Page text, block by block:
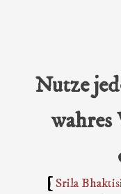
Nutze
wahres
Srila